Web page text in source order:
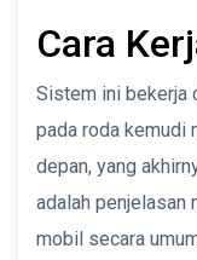
Cara
Sistem ini bekerja
pada roda kemudi
depan, yang
adalah penjelasan
mobil secara